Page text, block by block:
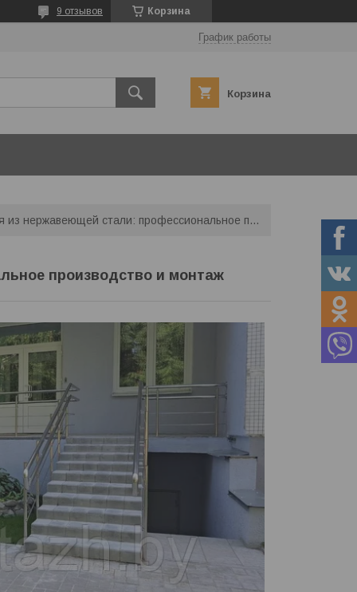
Корзина
9 отзывов
График работы
Корзина
Ограждения из нержавеющей стали: профессиональное производство и монтаж
производство и монтаж